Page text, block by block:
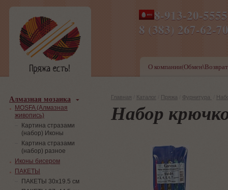
8-913-20-
8 (383) 267-
ПН-ПТ 8-17,СБ-ВС 9-
О
Главная Каталог Пряжа Фурнитура
Набор
Алмазная мозаика
MOSFA (Алмазная
живопись)
Картина стразами
(набор) Иконы
Картина стразами
(набор) разное
Иконы бисером
ПАКЕТЫ
ПАКЕТЫ 30х19.5 см